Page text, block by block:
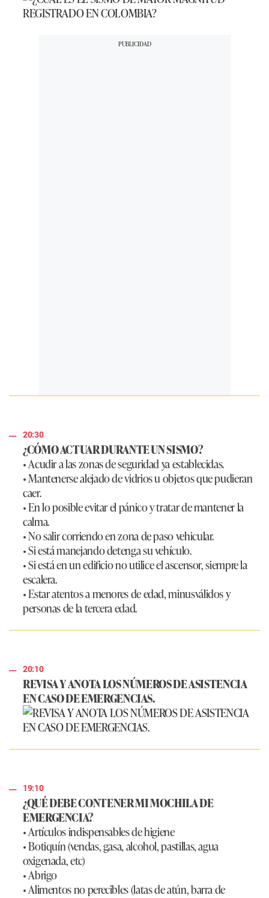
20:30
¿CÓMO ACTUAR DURANTE UN SISMO?
• Acudir a las zonas de seguridad ya establecidas.
• Mantenerse alejado de vidrios u objetos que pudieran
caer.
• En lo posible evitar el pánico y tratar de mantener la
calma.
• No salir corriendo en zona de paso vehicular.
• Si está manejando detenga su vehículo.
• Si está en un edificio no utilice el ascensor, siempre la
escalera.
• Estar atentos a menores de edad, minusválidos y
personas de la tercera edad.
20:10
REVISA Y ANOTA LOS NÚMEROS DE ASISTENCIA
EN CASO DE EMERGENCIAS.
19:10
¿QUÉ DEBE CONTENER MI MOCHILA DE
EMERGENCIA?
• Artículos indispensables de higiene
• Botiquín (vendas, gasa, alcohol, pastillas, agua
oxigenada, etc)
• Abrigo
• Alimentos no perecibles (latas de atún, barra de